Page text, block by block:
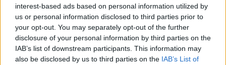
interest-based ads based on personal information utilized by
us or personal information disclosed to third parties prior to
your opt-out. You may separately opt-out of the further
disclosure of your personal information by third parties on the
IAB’s list of downstream participants. This information may
also be disclosed by us to third parties on the IAB’s List of